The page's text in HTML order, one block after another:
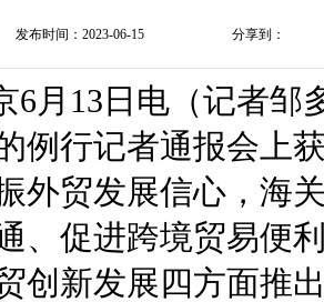
发布时间：2023-06-15 分享到：
6月13日电（记者邹
例行记者通报会上
外贸发展信心，海
、促进跨境贸易便
创新发展四方面推